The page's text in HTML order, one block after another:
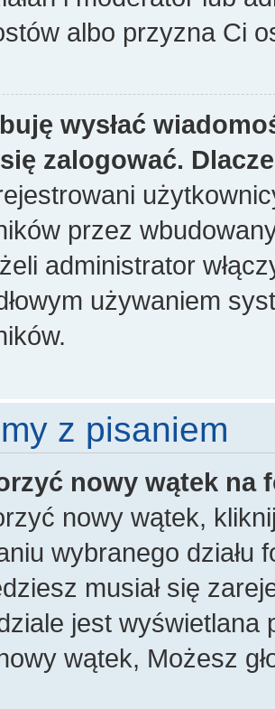
albo przyzna Ci
wysłać
zalogować.
przez
administrator
używaniem
z pisaniem
nowy wątek na
nowy wątek,
wybranego działu
musiał się
jest wyświetlana
wątek, Możesz